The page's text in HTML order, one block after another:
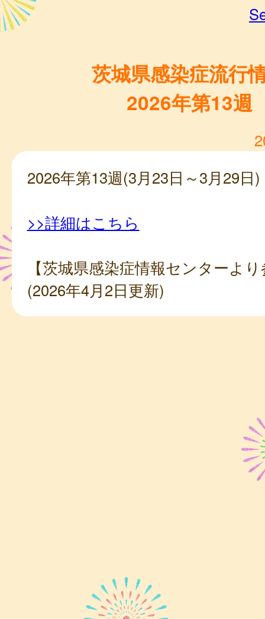
茨城県感染症流行
2026年第13週
2026年第13週(3月23日～3月29日)
>>詳細はこちら
【茨城県感染症情報センターよ
(2026年4月2日更新)